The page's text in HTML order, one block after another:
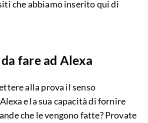
che abbiamo inserito qui di
fare ad Alexa
alla prova il senso
e la sua capacità di fornire
che le vengono fatte? Provate